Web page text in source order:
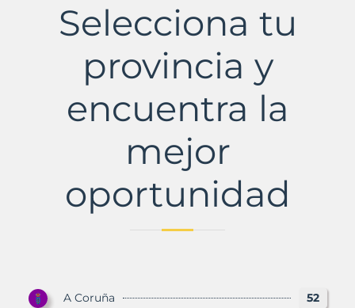
MurbalandsSelecciona tu
provincia y
encuentra la
mejor
oportunidad
A Coruña 52